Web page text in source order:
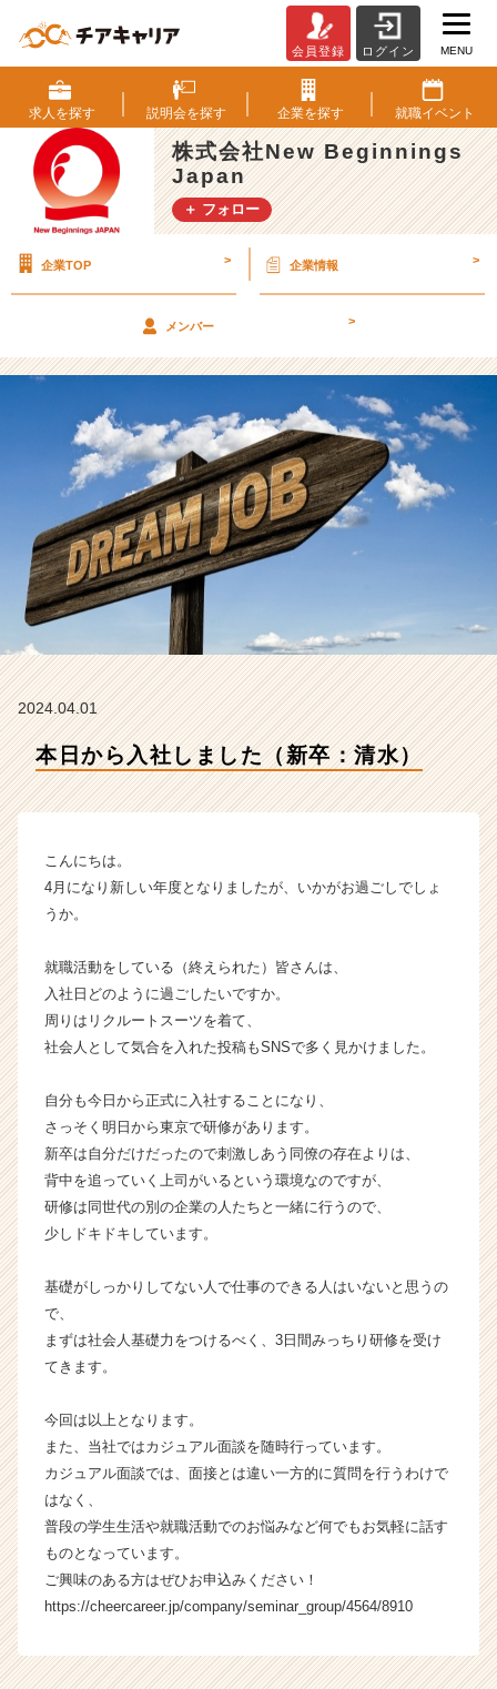
日
か
ら
入
社
し
ま
（新
水）
会
社
N
e
w
B
e
g
i
n
s
の
ム
ラ
イ
ン】
ン
チ
ャ
ー・
成
長
か
ス
ト
届
く
活
イ
ト
会員登録 ログイン MENU
求人を探す 説明会を探す 企業を探す 就職イベント
株式会社New Beginnings
Japan
＋ フォロー
企業TOP > 企業情報 >
メンバー >
2024.04.01
本日から入社しました（新卒：清水）
こんにちは。
4月になり新しい年度となりましたが、いかがお過ごしでしょ
うか。
就職活動をしている（終えられた）皆さんは、
入社日どのように過ごしたいですか。
周りはリクルートスーツを着て、
社会人として気合を入れた投稿もSNSで多く見かけました。
自分も今日から正式に入社することになり、
さっそく明日から東京で研修があります。
新卒は自分だけだったので刺激しあう同僚の存在よりは、
背中を追っていく上司がいるという環境なのですが、
研修は同世代の別の企業の人たちと一緒に行うので、
少しドキドキしています。
基礎がしっかりしてない人で仕事のできる人はいないと思うの
で、
まずは社会人基礎力をつけるべく、3日間みっちり研修を受け
てきます。
今回は以上となります。
また、当社ではカジュアル面談を随時行っています。
カジュアル面談では、面接とは違い一方的に質問を行うわけで
はなく、
普段の学生生活や就職活動でのお悩みなど何でもお気軽に話す
ものとなっています。
ご興味のある方はぜひお申込みください！
https://cheercareer.jp/company/seminar_group/4564/8910